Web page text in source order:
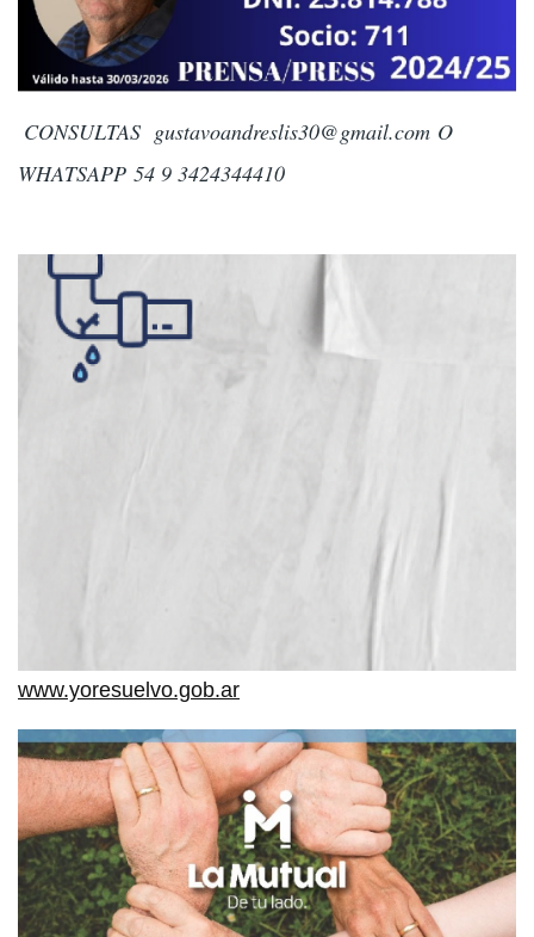
CONSULTAS gustavoandreslis30@gmail.com O
WHATSAPP 54 9 3424344410
www.yoresuelvo.gob.ar